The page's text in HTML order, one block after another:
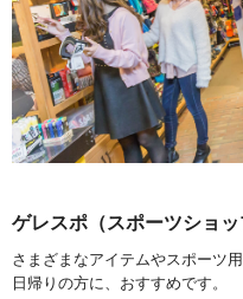
ゲレスポ（スポーツショッ
さまざまなアイテムやスポーツ
日帰りの方に、おすすめです。